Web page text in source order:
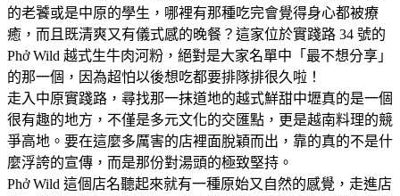
的老饕或是中原的學生，哪裡有那種吃完會覺得身心都被療
癒，而且既清爽又有儀式感的晚餐？這家位於實踐路 34 號的
Phở Wild 越式生牛肉河粉，絕對是大家名單中「最不想分享」
的那一個，因為超怕以後想吃都要排隊排很久啦！
走入中原實踐路，尋找那一抹道地的越式鮮甜中壢真的是一個
很有趣的地方，不僅是多元文化的交匯點，更是越南料理的競
爭高地。要在這麼多厲害的店裡面脫穎而出，靠的真的不是什
麼浮誇的宣傳，而是那份對湯頭的極致堅持。
Phở Wild 這個店名聽起來就有一種原始又自然的感覺，走進店